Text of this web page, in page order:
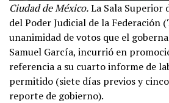
Ciudad de México.La Sala
del Poder Judicial de la Federación
unanimidad de votos que el
Samuel García, incurrió en
referencia a su cuarto informe de
permitido (siete días previos y
reporte de gobierno).